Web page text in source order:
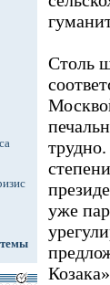
темы
Столь
уже